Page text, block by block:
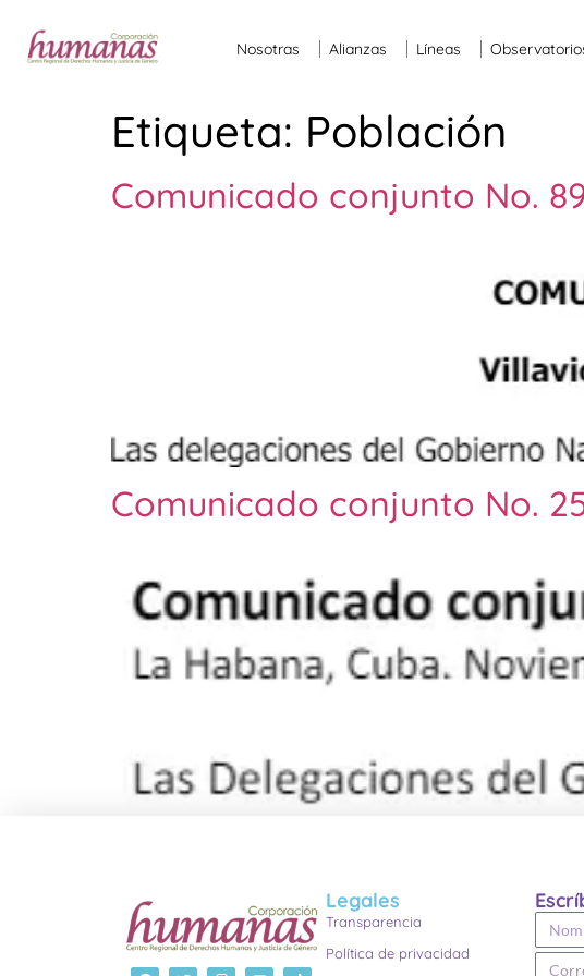
Nosotras Alianzas Líneas
Etiqueta: Población
Comunicado conjunto No.
Comunicado conjunto No.
Legales
Transparencia
Política de privacidad